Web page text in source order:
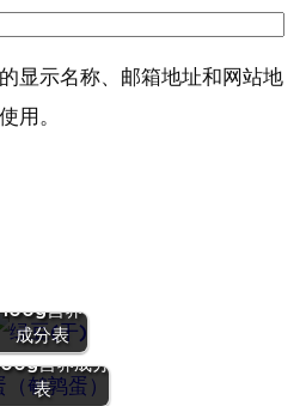
显示名称、邮箱地址和网站地
用。
100g营养
成分表
蛋（鹌鹑
』营养价值 |
营养成分
表